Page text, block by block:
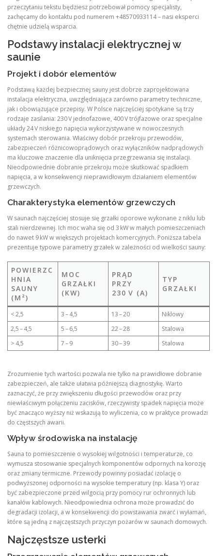
przeczytaniu tekstu będziesz potrzebował pomocy specjalisty,
zachęcamy do kontaktu pod numerem +48570933114 – nasi eksperci
chętnie udzielą wsparcia.
Podstawy instalacji elektrycznej w
saunie
Projekt i dobór elementów
Podstawą każdej bezpiecznej sauny jest dobrze zaprojektowana
instalacja elektryczna, uwzględniająca zarówno parametry techniczne,
jak i obowiązujące przepisy. W Polsce najczęściej spotykane są trzy
rodzaje zasilania: 230 V jednofazowe, 400 V trójfazowe oraz specjalne
układy 24 V niskiego napięcia wykorzystywane w nowoczesnych
systemach sterowania. Właściwy dobór przekroju przewodów,
zabezpieczeń różnicowoprądowych oraz wyłączników nadprądowych
ma kluczowe znaczenie dla uniknięcia przegrzewania się instalacji.
Nieodpowiednie dobranie przekroju może skutkować spadkiem
napięcia, a w konsekwencji nieprawidłowym działaniem elementów
grzewczych.
Charakterystyka elementów grzewczych
W saunach najczęściej stosuje się grzałki oporowe wykonane z niklu lub
stali nierdzewnej. Ich moc waha się od 3 kW w małych pomieszczeniach
do nawet 9 kW w większych projektach komercyjnych. Poniższa tabela
prezentuje typowe parametry grzałek w zależności od wielkości sauny:
POWIERZC
HNIA
SAUNY
(M²)
MOC
GRZAŁKI
(KW)
PRĄD
PRZY
230 V (A)
TYP
GRZAŁKI
< 2,5 3 – 4,5 13 – 20
Niklowy
2,5 – 4,5
5 – 6,5 22 – 28
Stalowa
> 4,5
7 – 9 30 – 39 Stalowa
Zrozumienie tych wartości pozwala nie tylko na prawidłowe dobranie
zabezpieczeń, ale także ułatwia późniejszą diagnostykę. Warto
zaznaczyć, że przy zwiększeniu długości przewodów oraz przy
niewłaściwym połączeniu zacisków, rzeczywisty spadek napięcia może
być znacząco wyższy niż wskazują to wyliczenia, co w praktyce prowadzi
do częstszych awarii.
Wpływ środowiska na instalację
Sauna to pomieszczenie o wysokiej wilgotności i temperaturze, co
wymusza stosowanie specjalnych komponentów odpornych na korozję
oraz zmiany termiczne. Przewody powinny posiadać izolację o
podwyższonej odporności na wysokie temperatury (np. klasa Y) oraz
być zabezpieczone przed wilgocią przy pomocy rur ochronnych lub
kanałów kablowych. Nieodpowiednia ochrona może prowadzić do
degradacji izolacji, a w konsekwencji do powstawania zwarć i wyłamań,
które są jedną z najczęstszych przyczyn pożarów w saunach domowych.
Najczęstsze usterki